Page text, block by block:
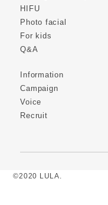
HIFU
Photo facial
For kids
Q&A
Information
Campaign
Voice
Recruit
©2020 LULA.